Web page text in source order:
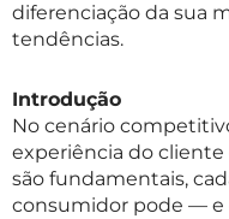
diferenciação da sua
tendências.
Introdução
No cenário
experiência do cliente
são fundamentais,
consumidor pode —